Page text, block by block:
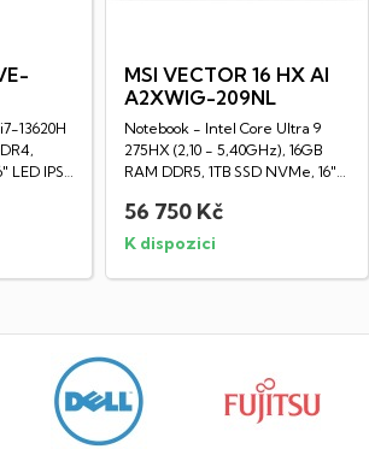
13620H
LED IPS
MSI VECTOR 16 HX AI
A2XWIG-209NL
Notebook - Intel Core Ultra 9
275HX (2,10 - 5,40GHz), 16GB
RAM DDR5, 1TB SSD NVMe, 16"
56 750 Kč
K dispozici